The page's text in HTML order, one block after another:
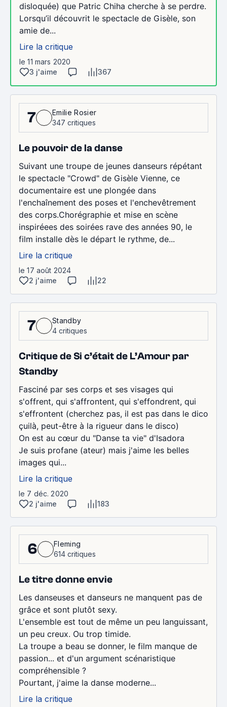
disloquée) que Patric Chiha cherche à se perdre.
Lorsqu’il découvrit le spectacle de Gisèle, son
amie de...
Lire la critique
le 11 mars 2020
3 j'aime
367
7
Emilie Rosier
347 critiques
Le pouvoir de la danse
Suivant une troupe de jeunes danseurs répétant
le spectacle "Crowd" de Gisèle Vienne, ce
documentaire est une plongée dans
l'enchaînement des poses et l'enchevêtrement
des corps.Chorégraphie et mise en scène
inspiréees des soirées rave des années 90, le
film installe dès le départ le rythme, de...
Lire la critique
le 17 août 2024
2 j'aime
22
7
Standby
4 critiques
Critique de Si c’était de L’Amour par
Standby
Fasciné par ses corps et ses visages qui
s'offrent, qui s'affrontent, qui s'effondrent, qui
s'effrontent (cherchez pas, il est pas dans le dico
çuilà, peut-être à la rigueur dans le disco)
On est au cœur du "Danse ta vie" d'Isadora
Je suis profane (ateur) mais j'aime les belles
images qui...
Lire la critique
le 7 déc. 2020
2 j'aime
183
6
Fleming
614 critiques
Le titre donne envie
Les danseuses et danseurs ne manquent pas de
grâce et sont plutôt sexy.
L'ensemble est tout de même un peu languissant,
un peu creux. Ou trop timide.
La troupe a beau se donner, le film manque de
passion... et d'un argument scénaristique
compréhensible ?
Pourtant, j'aime la danse moderne...
Lire la critique